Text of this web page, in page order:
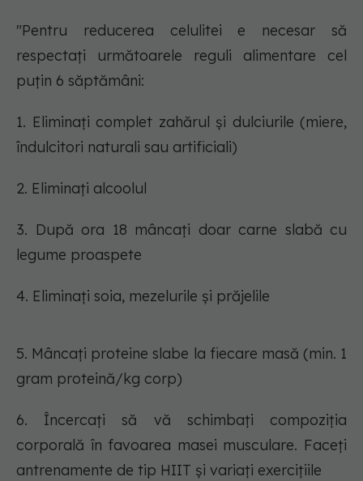
"Pentru reducerea celulitei e necesar să
respectați următoarele reguli alimentare cel
puțin 6 săptămâni:
1. Eliminați complet zahărul și dulciurile (miere,
îndulcitori naturali sau artificiali)
2. Eliminați alcoolul
3. După ora 18 mâncați doar carne slabă cu
legume proaspete
4. Eliminați soia, mezelurile și prăjelile
5. Mâncați proteine slabe la fiecare masă (min. 1
gram proteină/kg corp)
6. Încercați să vă schimbați compoziția
corporală în favoarea masei musculare. Faceți
antrenamente de tip HIIT și variați exercițiile